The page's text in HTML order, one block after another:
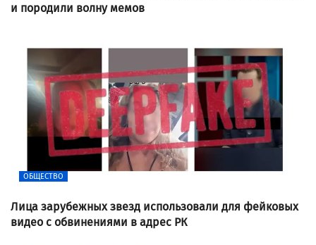
и породили волну мемов
ОБЩЕСТВО
Лица зарубежных звезд использовали для фейковых
видео с обвинениями в адрес РК